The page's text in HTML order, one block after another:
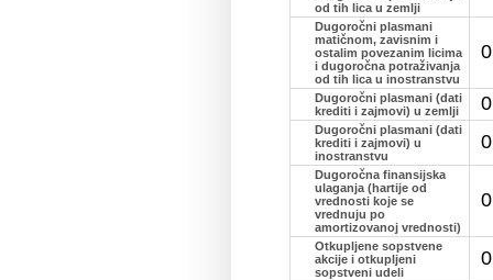
od tih lica u zemlji
Dugoročni plasmani
matičnom, zavisnim i
ostalim povezanim licima
i dugoročna potraživanja
od tih lica u inostranstvu
0
Dugoročni plasmani (dati
krediti i zajmovi) u zemlji
0
Dugoročni plasmani (dati
krediti i zajmovi) u
inostranstvu
0
Dugoročna finansijska
ulaganja (hartije od
vrednosti koje se
vrednuju po
amortizovanoj vrednosti)
0
Otkupljene sopstvene
akcije i otkupljeni
sopstveni udeli
0